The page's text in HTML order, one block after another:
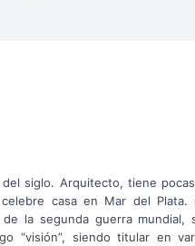
siglo. Arquitecto, tiene
casa en Mar del Plata.
la segunda guerra mundial,
“visión”, siendo titular en